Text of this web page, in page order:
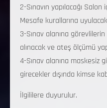
2-Sınavın yapılacağı
Mesafe kurallarına
3-Sınav alanına
alınacak ve ateş ölçümü
4-Sınav alanına maskesiz
girecekler dışında kimse
İlgililere duyurulur.